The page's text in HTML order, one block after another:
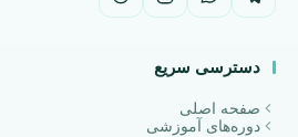
دسترسی سریع
صفحه اصلی
دوره‌های آموزشی